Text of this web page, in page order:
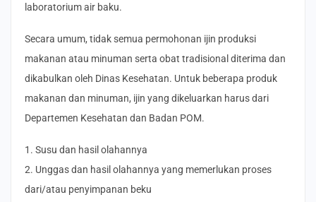
laboratorium air baku.
Secara umum, tidak semua permohonan ijin produksi
makanan atau minuman serta obat tradisional diterima dan
dikabulkan oleh Dinas Kesehatan. Untuk beberapa produk
makanan dan minuman, ijin yang dikeluarkan harus dari
Departemen Kesehatan dan Badan POM.
1. Susu dan hasil olahannya
2. Unggas dan hasil olahannya yang memerlukan proses
dari/atau penyimpanan beku